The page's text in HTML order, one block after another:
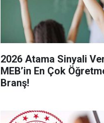
2026 Atama Sinyali
MEB’in En Çok
Branş!